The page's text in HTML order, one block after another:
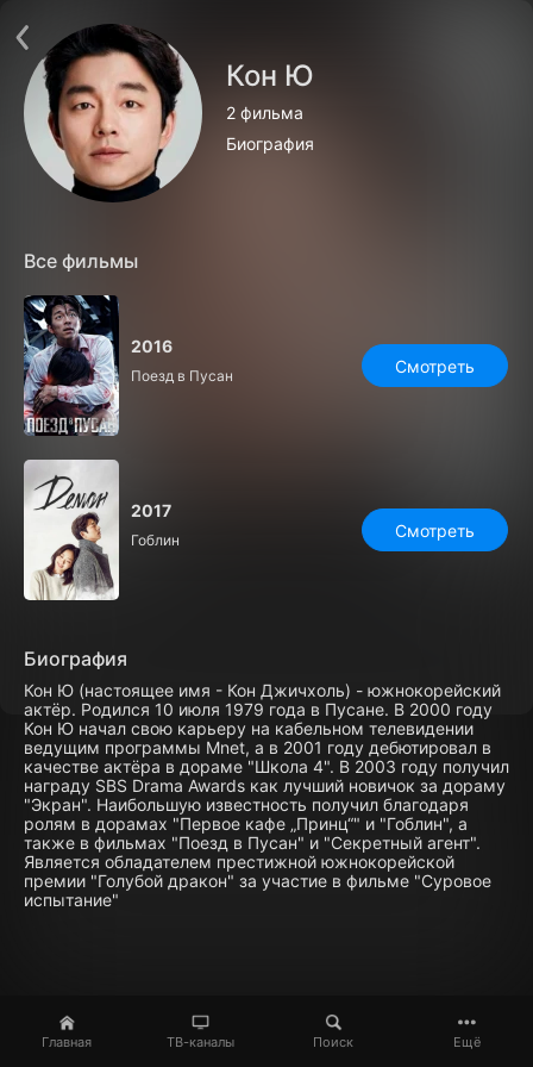
Главная ТВ-каналы Поиск Ещё
Кон Ю
2 фильма
Биография
Все фильмы
2016
Поезд в Пусан Смотреть
2017
Гоблин Смотреть
Биография
Кон Ю (настоящее имя - Кон Джичхоль) - южнокорейский
актёр. Родился 10 июля 1979 года в Пусане. В 2000 году
Кон Ю начал свою карьеру на кабельном телевидении
ведущим программы Mnet, а в 2001 году дебютировал в
качестве актёра в дораме "Школа 4". В 2003 году получил
награду SBS Drama Awards как лучший новичок за дораму
"Экран". Наибольшую известность получил благодаря
ролям в дорамах "Первое кафе „Принц“" и "Гоблин", а
также в фильмах "Поезд в Пусан" и "Секретный агент".
Является обладателем престижной южнокорейской
премии "Голубой дракон" за участие в фильме "Суровое
испытание"
О сервисе
Пользовательское соглашение
Политика конфиденциальности
Открыть приложение
Установить на ТВ
Бесплатные каналы